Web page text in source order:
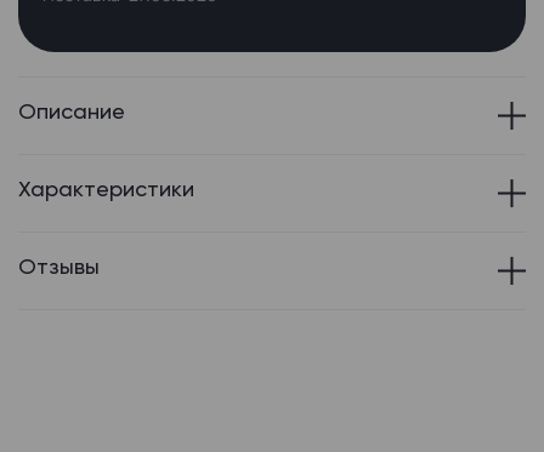
Описание
Характеристики
Отзывы